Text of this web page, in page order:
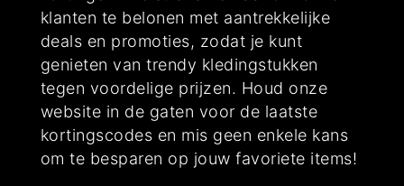
klanten te belonen met aantrekkelijke
deals en promoties, zodat je kunt
genieten van trendy kledingstukken
tegen voordelige prijzen. Houd onze
website in de gaten voor de laatste
kortingscodes en mis geen enkele kans
om te besparen op jouw favoriete items!